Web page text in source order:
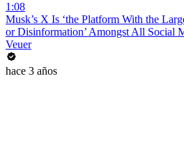
1:08
Musk’s X Is ‘the Platform With the
or Disinformation’ Amongst All Social
Veuer
hace 3 años